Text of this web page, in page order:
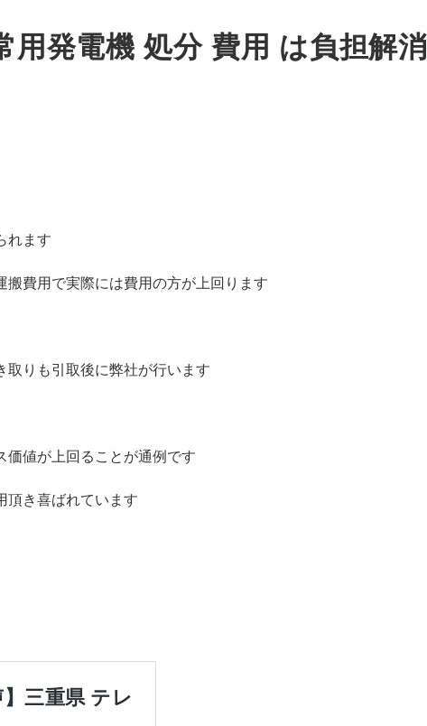
用発電機 処分 費用 は負担解消
れます
費用で実際には費用の方が上回ります
取りも引取後に弊社が行います
価値が上回ることが通例です
頂き喜ばれています